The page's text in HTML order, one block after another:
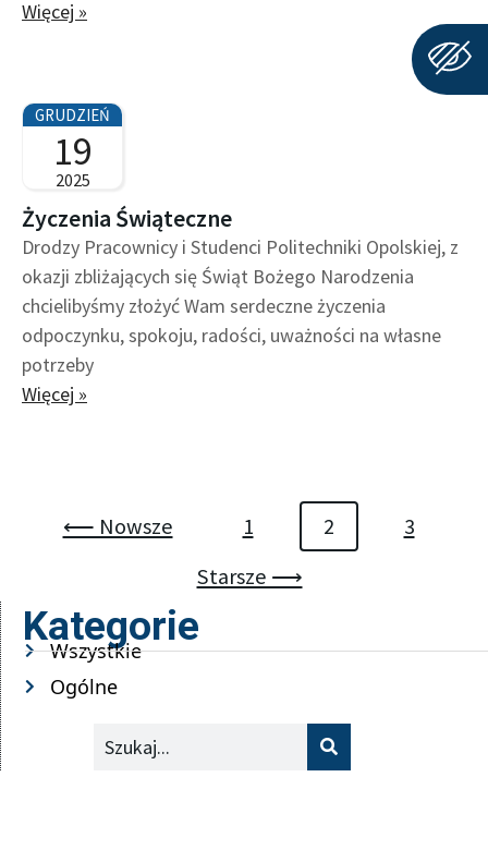
Więcej »
GRUDZIEŃ
19
2025
Życzenia Świąteczne
Drodzy Pracownicy i Studenci Politechniki Opolskiej, z
okazji zbliżających się Świąt Bożego Narodzenia
chcielibyśmy złożyć Wam serdeczne życzenia
odpoczynku, spokoju, radości, uważności na własne
potrzeby
Więcej »
⟵ Nowsze 1 2
3
Starsze ⟶
Kategorie
Wszystkie
Ogólne